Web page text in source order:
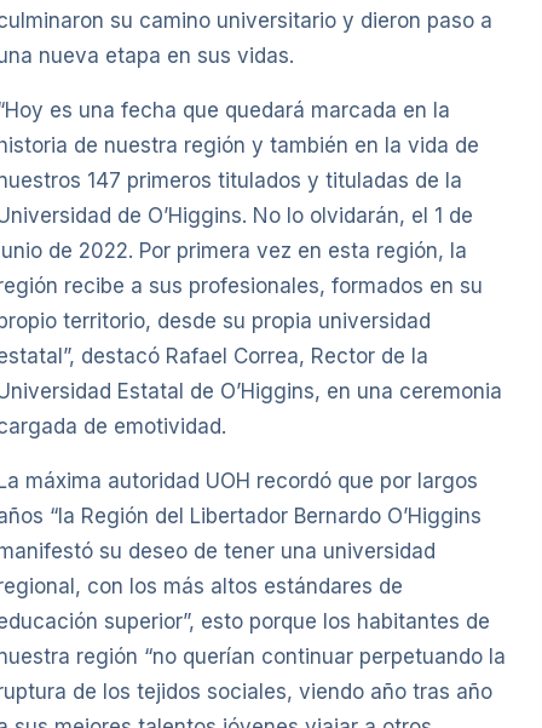
su camino universitario y dieron paso a
nueva etapa en sus vidas.
es una fecha que quedará marcada en la
de nuestra región y también en la vida de
147 primeros titulados y tituladas de la
de O’Higgins. No lo olvidarán, el 1 de
de 2022. Por primera vez en esta región, la
recibe a sus profesionales, formados en su
territorio, desde su propia universidad
destacó Rafael Correa, Rector de la
Estatal de O’Higgins, en una ceremonia
de emotividad.
máxima autoridad UOH recordó que por largos
“la Región del Libertador Bernardo O’Higgins
su deseo de tener una universidad
con los más altos estándares de
superior”, esto porque los habitantes de
región “no querían continuar perpetuando la
de los tejidos sociales, viendo año tras año